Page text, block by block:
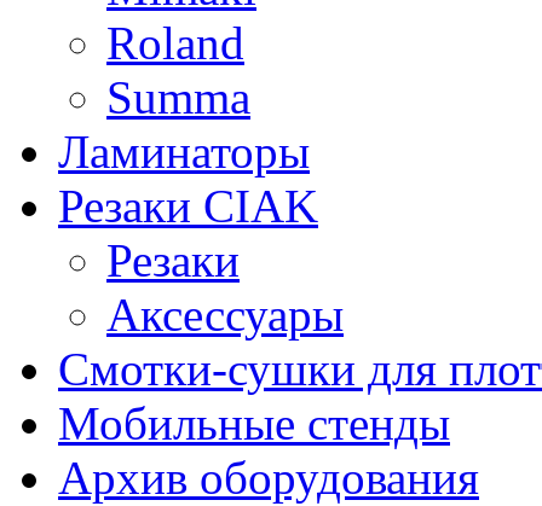
Roland
Summa
Ламинаторы
Резаки CIAK
Резаки
Аксессуары
Смотки-сушки для
Мобильные стенды
Архив оборудования